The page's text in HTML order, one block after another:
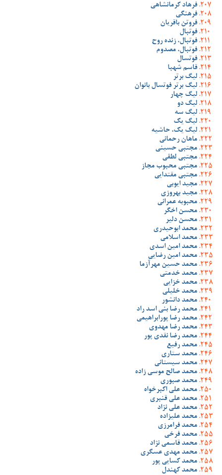
فرهاد کرمانشاهی
فرهنگی
فروتن باقریان
فوتبال
فوتبال، زنده روح
فوتبال، مصدوم
فوتسال
قاسم شهبا
لیگ برتر
لیگ برتر فوتسال بانوان
لیگ چهار
لیگ دو
لیگ سه
لیگ یک
لیگ یک، حاشیه
ماهان رحمانی
مجتبی حسینی
مجتبی لطفی
مجتبی محبوب مجاز
مجتبی مقتدایی
مجید ایوبی
مجید بهروزی
محبوبه عمرانی
محسن اخگر
محسن دلیر
محمد ابوحیدری
محمد اسلامی
محمد امین اسدی
محمد امین رضایی
محمد حسین مهرآزما
محمد خدمتی
محمد خزایی
محمد خلیلی
محمد دانشور
محمد رضا بنی اسد راد
محمد رضا پورابراهیمی
محمد رضا مهدوی
محمد رضا نقدی پور
محمد رفیع
محمد ستاری
محمد سیستانی
محمد صالح موسی زاده
محمد صبوری
محمد علی اکبرخواه
محمد علی قنبری
محمد علی نژاد
محمد علیزاده
محمد فرامرزی
محمد فرخی
محمد قاسمی نژاد
محمد مهدی عسگری
محمد کسایی پور
محمد کهندل